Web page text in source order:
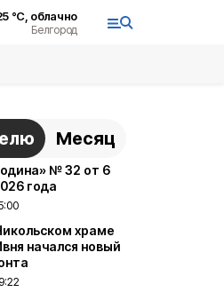
°С, облачно
Белгород
Месяц
№ 32 от 6
года
храме
начался новый